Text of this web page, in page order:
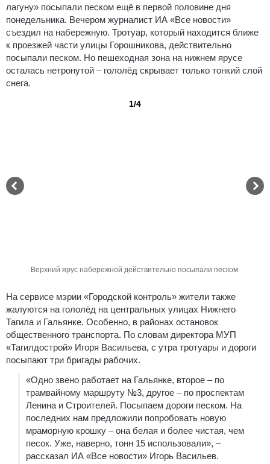
лагуну» посыпали песком ещё в первой половине дня
понедельника. Вечером журналист ИА «Все новости»
съездил на набережную. Тротуар, который находится ближе
к проезжей части улицы Горошникова, действительно
посыпали песком. Но пешеходная зона на нижнем ярусе
осталась нетронутой – гололёд скрывает только тонкий слой
снега.
1/4
Верхний ярус набережной действительно посыпали песком
На сервисе мэрии «Городской контроль» жители также
жалуются на гололёд на центральных улицах Нижнего
Тагила и Гальянке. Особенно, в районах остановок
общественного транспорта. По словам директора МУП
«Тагилдострой» Игоря Васильева, с утра тротуары и дороги
посыпают три бригады рабочих.
«Одно звено работает на Гальянке, второе – по
трамвайному маршруту №3, другое – по проспектам
Ленина и Строителей. Посыпаем дороги песком. На
последних нам предложили попробовать новую
мраморную крошку – она белая и более чистая, чем
песок. Уже, наверно, тонн 15 использовали», –
рассказал ИА «Все новости» Игорь Васильев.